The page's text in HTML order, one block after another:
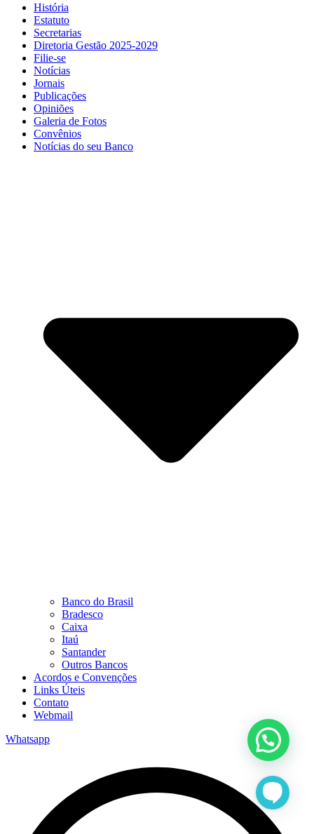
História
Estatuto
Secretarias
Diretoria Gestão 2025-2029
Filie-se
Notícias
Jornais
Publicações
Opiniões
Galeria de Fotos
Convênios
Notícias do seu Banco
Banco do Brasil
Bradesco
Caixa
Itaú
Santander
Outros Bancos
Acordos e Convenções
Links Úteis
Contato
Webmail
Whatsapp